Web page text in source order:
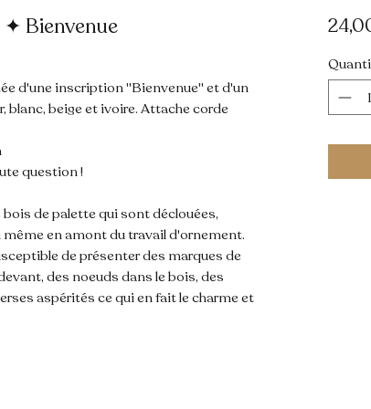
Bienvenue
d'une inscription "Bienvenue" et d'un
beige et ivoire. Attache corde
question !
de palette qui sont déclouées,
en amont du travail d'ornement.
de présenter des marques de
des noeuds dans le bois, des
aspérités ce qui en fait le charme et